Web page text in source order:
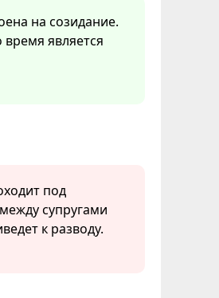
на созидание.
время является
под
супругами
к разводу.